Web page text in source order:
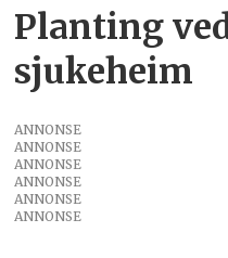
Planting
sjukeheim
ANNONSE
ANNONSE
ANNONSE
ANNONSE
ANNONSE
ANNONSE